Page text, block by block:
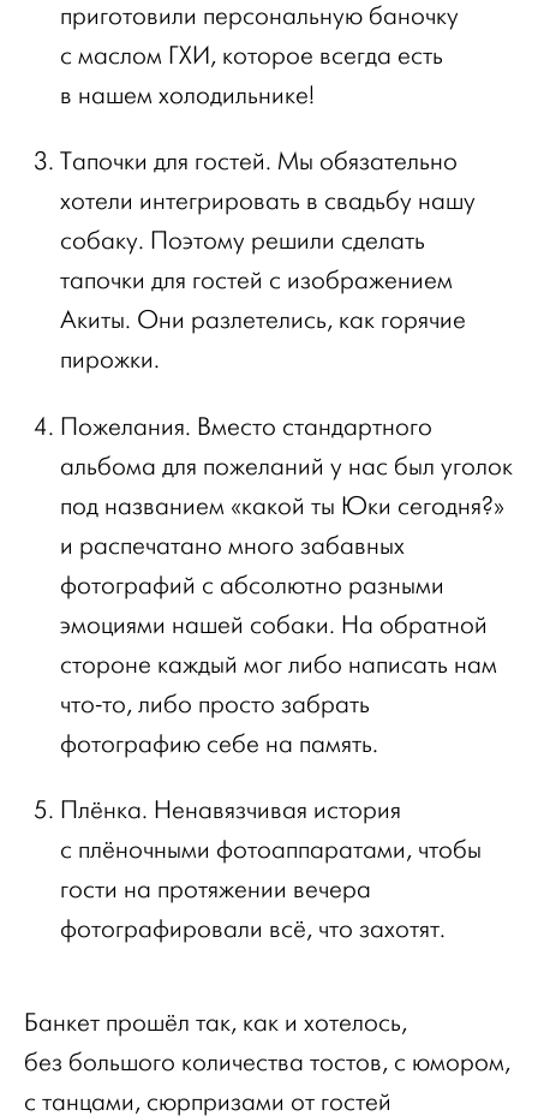
приготовили персональную баночку
с маслом ГХИ, которое всегда есть
в нашем холодильнике!
Тапочки для гостей. Мы обязательно
хотели интегрировать в свадьбу нашу
собаку. Поэтому решили сделать
тапочки для гостей с изображением
Акиты. Они разлетелись, как горячие
пирожки.
Пожелания. Вместо стандартного
альбома для пожеланий у нас был уголок
под названием «какой ты Юки сегодня?»
и распечатано много забавных
фотографий с абсолютно разными
эмоциями нашей собаки. На обратной
стороне каждый мог либо написать нам
что-то, либо просто забрать
фотографию себе на память.
Плёнка. Ненавязчивая история
с плёночными фотоаппаратами, чтобы
гости на протяжении вечера
фотографировали всё, что захотят.
Банкет прошёл так, как и хотелось,
без большого количества тостов, с юмором,
с танцами, сюрпризами от гостей